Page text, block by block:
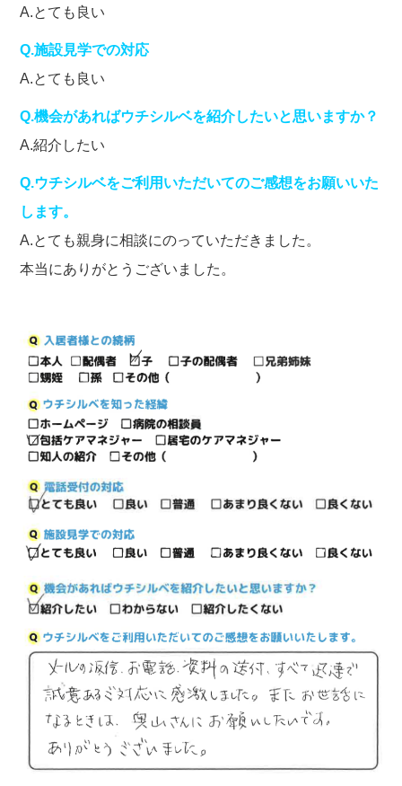
A.とても良い
Q.施設見学での対応
A.とても良い
Q.機会があればウチシルベを紹介したいと思いますか？
A.紹介したい
Q.ウチシルベをご利用いただいてのご感想をお願いいた
します。
A.とても親身に相談にのっていただきました。
本当にありがとうございました。